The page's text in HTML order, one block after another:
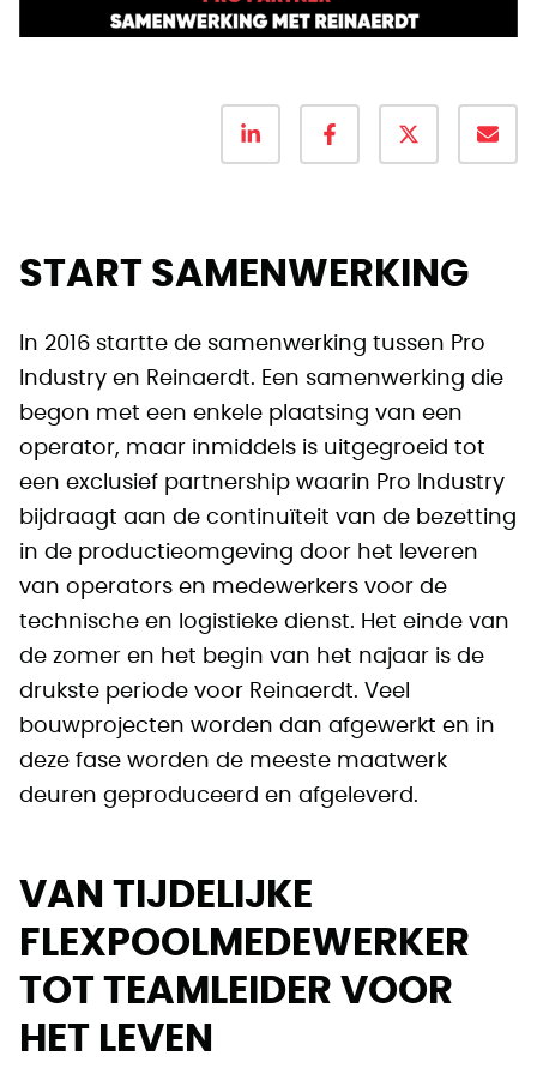
START SAMENWERKING
In 2016 startte de samenwerking tussen Pro
Industry en Reinaerdt. Een samenwerking die
begon met een enkele plaatsing van een
operator, maar inmiddels is uitgegroeid tot
een exclusief partnership waarin Pro Industry
bijdraagt aan de continuïteit van de bezetting
in de productieomgeving door het leveren
van operators en medewerkers voor de
technische en logistieke dienst. Het einde van
de zomer en het begin van het najaar is de
drukste periode voor Reinaerdt. Veel
bouwprojecten worden dan afgewerkt en in
deze fase worden de meeste maatwerk
deuren geproduceerd en afgeleverd.
VAN TIJDELIJKE
FLEXPOOLMEDEWERKER
TOT TEAMLEIDER VOOR
HET LEVEN